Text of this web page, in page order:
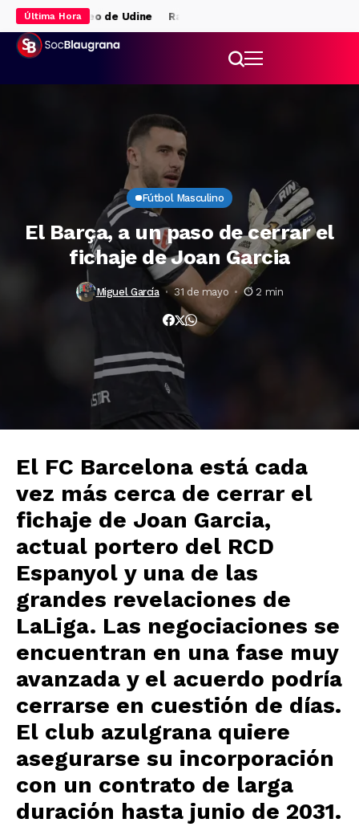
Última Hora
el Trofeo de Udine Raphinha decide en Udine y el Barça
Fútbol Masculino
El Barça, a un paso de cerrar el
fichaje de Joan Garcia
Miguel García 31 de mayo 2 min
El FC Barcelona está cada
vez más cerca de cerrar el
fichaje de Joan Garcia,
actual portero del RCD
Espanyol y una de las
grandes revelaciones de
LaLiga. Las negociaciones se
encuentran en una fase muy
avanzada y el acuerdo podría
cerrarse en cuestión de días.
El club azulgrana quiere
asegurarse su incorporación
con un contrato de larga
duración hasta junio de 2031.